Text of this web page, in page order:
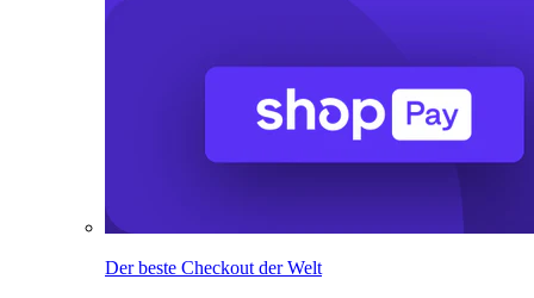
Der beste Checkout der Welt